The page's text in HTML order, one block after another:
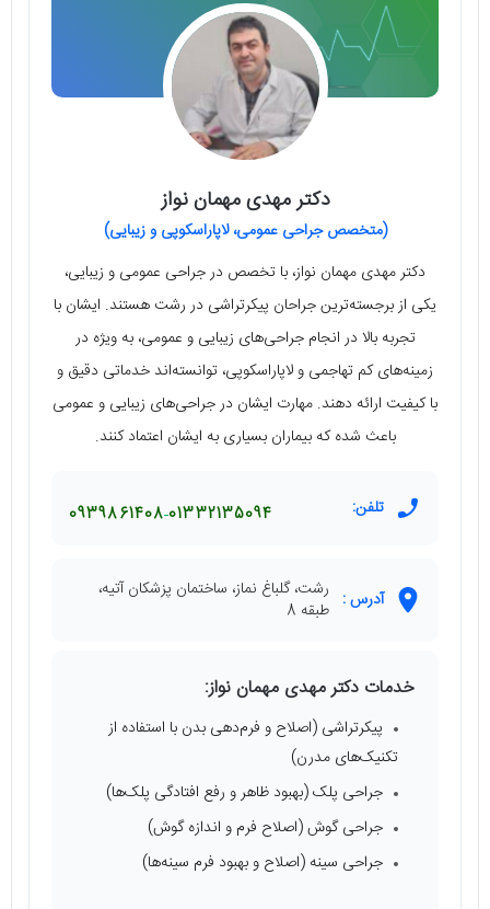
دکتر مهدی مهمان نواز
(متخصص جراحی عمومی، لاپاراسکوپی و زیبایی)
دکتر مهدی مهمان نواز، با تخصص در جراحی عمومی و زیبایی،
یکی از برجسته‌ترین جراحان پیکرتراشی در رشت هستند. ایشان با
تجربه بالا در انجام جراحی‌های زیبایی و عمومی، به ویژه در
زمینه‌های کم تهاجمی و لاپاراسکوپی، توانسته‌اند خدماتی دقیق و
با کیفیت ارائه دهند. مهارت ایشان در جراحی‌های زیبایی و عمومی
باعث شده که بیماران بسیاری به ایشان اعتماد کنند.
تلفن: 01332135094
0939861408
آدرس : رشت، گلباغ نماز، ساختمان پزشکان آتیه،
طبقه 8
خدمات دکتر مهدی مهمان نواز:
پیکرتراشی (اصلاح و فرم‌دهی بدن با استفاده از
تکنیک‌های مدرن)
جراحی پلک (بهبود ظاهر و رفع افتادگی پلک‌ها)
جراحی گوش (اصلاح فرم و اندازه گوش)
جراحی سینه (اصلاح و بهبود فرم سینه‌ها)